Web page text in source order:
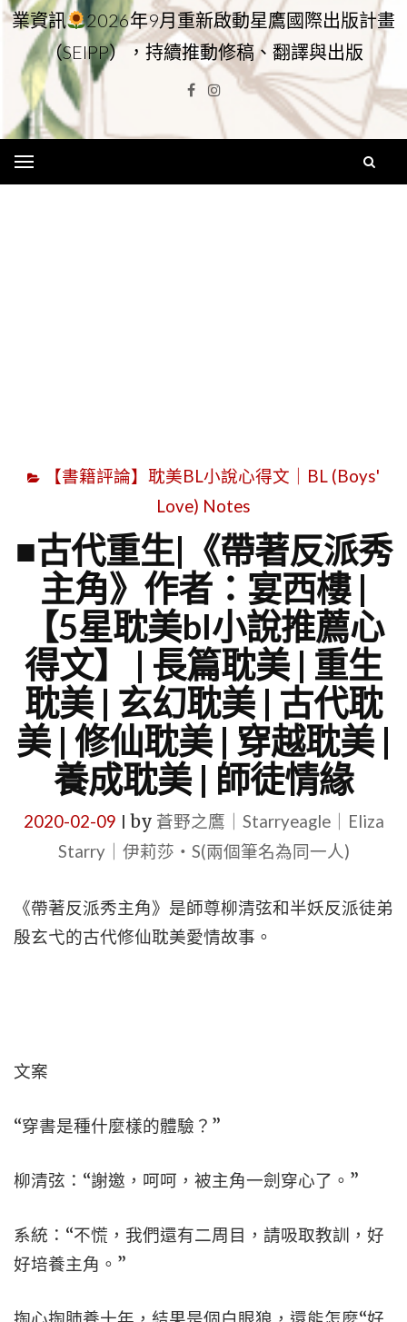
業資訊
2026年9月重新啟動星鷹國際出版計畫
（SEIPP），持續推動修稿、翻譯與出版
Facebook
Instagram
【書籍評論】耽美BL小說心得文｜BL (Boys'
Love) Notes
■古代重生|《帶著反派秀
主角》作者：宴西樓 |
【5星耽美bl小說推薦心
得文】 | 長篇耽美 | 重生
耽美 | 玄幻耽美 | 古代耽
美 | 修仙耽美 | 穿越耽美 |
養成耽美 | 師徒情緣
2020-02-09 by 蒼野之鷹｜Starryeagle｜Eliza
Starry｜伊莉莎・S(兩個筆名為同一人)
《帶著反派秀主角》是師尊柳清弦和半妖反派徒弟
殷玄弋的古代修仙耽美愛情故事。
文案
“穿書是種什麼樣的體驗？”
柳清弦：“謝邀，呵呵，被主角一劍穿心了。”
系統：“不慌，我們還有二周目，請吸取教訓，好
好培養主角。”